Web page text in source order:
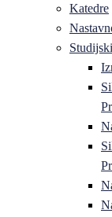
Katedre